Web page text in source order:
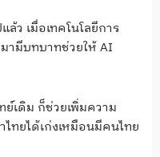
ว เมื่อเทคโนโลยีการ
มามีบทบาทช่วยให้ AI
ย์เดิม ก็ช่วยเพิ่มความ
ไทยได้เก่งเหมือนมีคนไทย